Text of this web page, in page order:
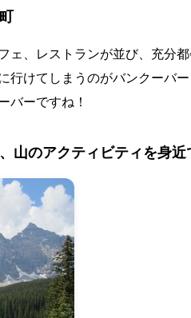
、レストランが並び、充分都
行けてしまうのがバンクーバー
バーですね！
山のアクティビティを身近